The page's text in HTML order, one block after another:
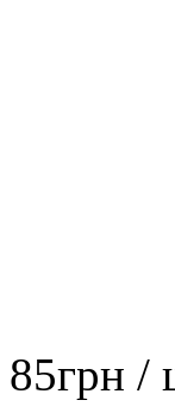
85грн /